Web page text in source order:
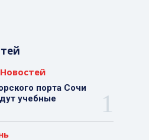
порта Сочи
учебные